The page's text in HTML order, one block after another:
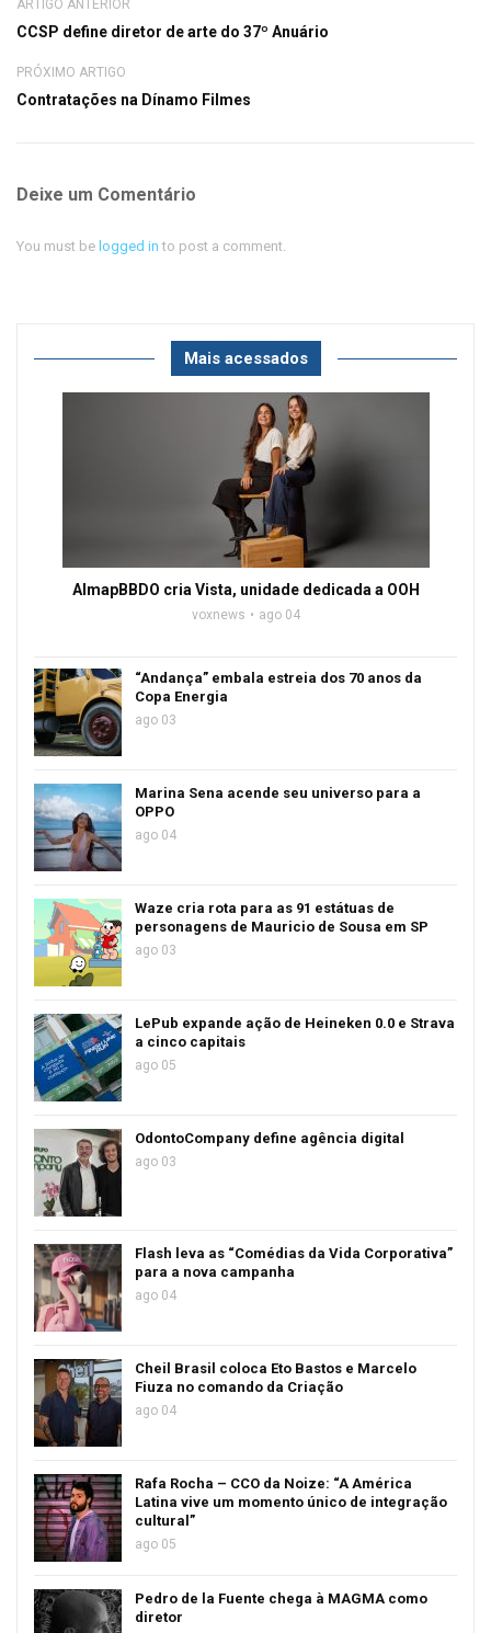
ARTIGO ANTERIOR
CCSP define diretor de arte do 37º Anuário
PRÓXIMO ARTIGO
Contratações na Dínamo Filmes
Deixe um Comentário
You must be logged in to post a comment.
Mais acessados
AlmapBBDO cria Vista, unidade dedicada a OOH
voxnews ago 04
“Andança” embala estreia dos 70 anos da
Copa Energia
ago 03
Marina Sena acende seu universo para a
OPPO
ago 04
Waze cria rota para as 91 estátuas de
personagens de Mauricio de Sousa em SP
ago 03
LePub expande ação de Heineken 0.0 e Strava
a cinco capitais
ago 05
OdontoCompany define agência digital
ago 03
Flash leva as “Comédias da Vida Corporativa”
para a nova campanha
ago 04
Cheil Brasil coloca Eto Bastos e Marcelo
Fiuza no comando da Criação
ago 04
Rafa Rocha – CCO da Noize: “A América
Latina vive um momento único de integração
cultural”
ago 05
Pedro de la Fuente chega à MAGMA como
diretor